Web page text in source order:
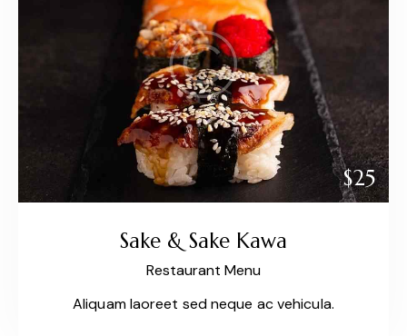
$25
Sake & Sake Kawa
Restaurant Menu
Aliquam laoreet sed neque ac vehicula.